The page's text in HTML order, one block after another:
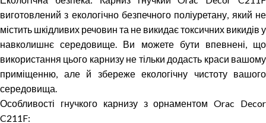
виготовлений з екологічно безпечного поліуретану, який не
містить шкідливих речовин та не викидає токсичних викидів у
навколишнє середовище. Ви можете бути впевнені, що
використання цього карнизу не тільки додасть краси вашому
приміщенню, але й збереже екологічну чистоту вашого
середовища.
Особливості гнучкого карнизу з орнаментом Orac Decor
C211F: